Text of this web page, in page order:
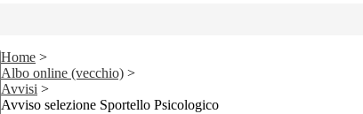
Home >
Albo online (vecchio) >
Avvisi >
Avviso selezione Sportello Psicologico